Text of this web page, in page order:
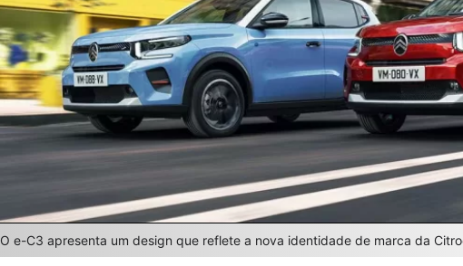
O e-C3 apresenta um design que reflete a nova identidade de marca da